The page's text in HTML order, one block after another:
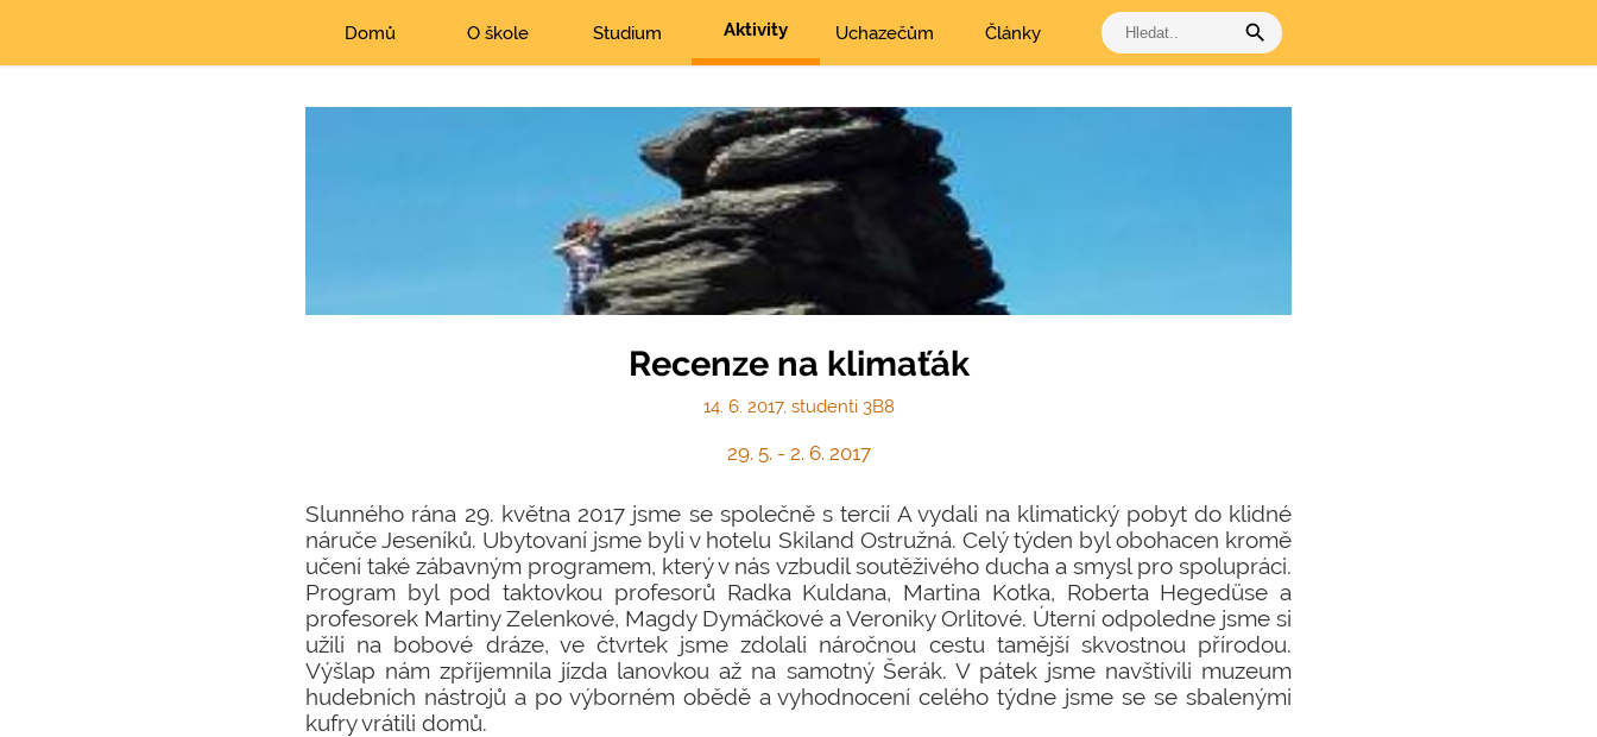
Domů O škole Studium Aktivity Uchazečům Články search
Recenze na klimaťák
14. 6. 2017, studenti 3B8
29. 5. - 2. 6. 2017
Slunného rána 29. května 2017 jsme se společně s tercií A vydali na klimatický pobyt do klidné
náruče Jeseníků. Ubytovaní jsme byli v hotelu Skiland Ostružná. Celý týden byl obohacen kromě
učení také zábavným programem, který v nás vzbudil soutěživého ducha a smysl pro spolupráci.
Program byl pod taktovkou profesorů Radka Kuldana, Martina Kotka, Roberta Hegedüse a
profesorek Martiny Zelenkové, Magdy Dymáčkové a Veroniky Orlitové. Úterní odpoledne jsme si
užili na bobové dráze, ve čtvrtek jsme zdolali náročnou cestu tamější skvostnou přírodou.
Výšlap nám zpříjemnila jízda lanovkou až na samotný Šerák. V pátek jsme navštívili muzeum
hudebních nástrojů a po výborném obědě a vyhodnocení celého týdne jsme se se sbalenými
kufry vrátili domů.